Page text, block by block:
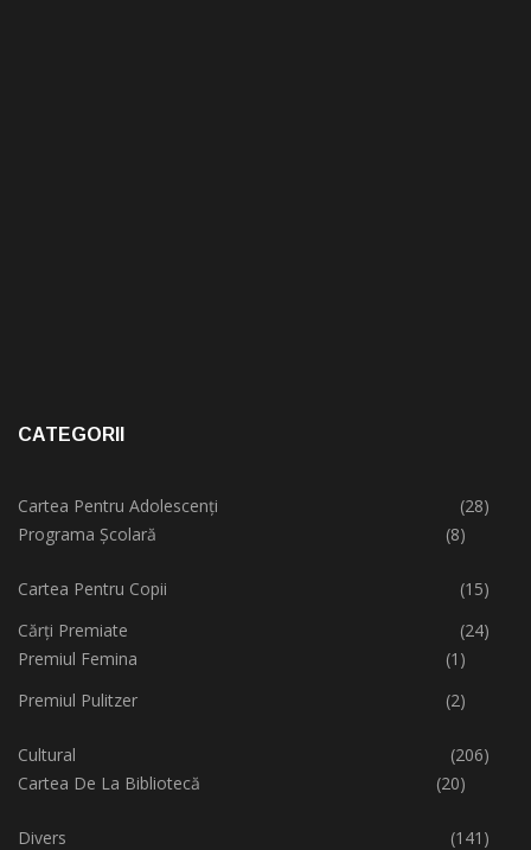
CATEGORII
Cartea Pentru Adolescenți
(28)
Programa Școlară
(8)
Cartea Pentru Copii
(15)
Cărți Premiate
(24)
Premiul Femina
(1)
Premiul Pulitzer
(2)
Cultural
(206)
Cartea De La Bibliotecă
(20)
Divers
(141)